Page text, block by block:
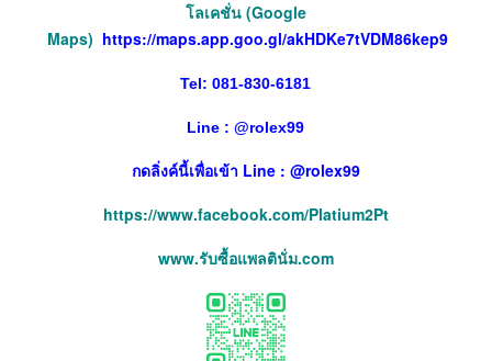
โลเคชั่น (Google
Maps) https://maps.app.goo.gl/akHDKe7tVDM86kep9
Tel: 081-830-6181
Line : @rolex99
กดลิ่งค์นี้เพื่อเข้า Line : @rolex99
https://www.facebook.com/Platium2Pt
www.รับซื้อแพลตินั่ม.com